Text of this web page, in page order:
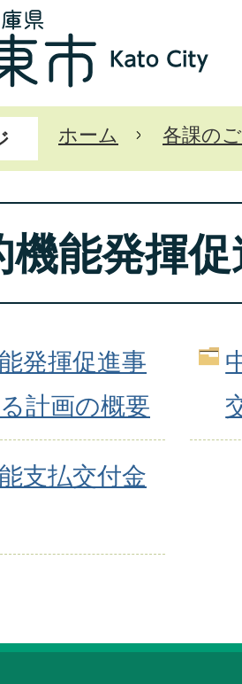
ホーム 各課の
機能発揮
発揮促進事
計画の概要
支払交付金